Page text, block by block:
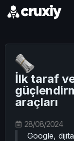
İlk taraf
araçları
28/08/2024
Google,